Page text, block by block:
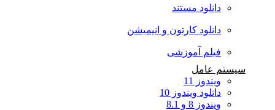
دانلود مستند
دانلود کارتون و انیمیشن
فیلم آموزشی
سیستم عامل
ویندوز 11
دانلود ویندوز 10
ویندوز 8 و 8.1